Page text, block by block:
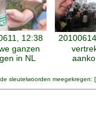
12:38
ganzen
in NL
sleutelwoorden meegekregen: [